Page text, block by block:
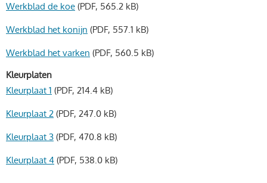
Werkblad de koe (PDF, 565.2 kB)
Werkblad het konijn (PDF, 557.1 kB)
Werkblad het varken (PDF, 560.5 kB)
Kleurplaten
Kleurplaat 1 (PDF, 214.4 kB)
Kleurplaat 2 (PDF, 247.0 kB)
Kleurplaat 3 (PDF, 470.8 kB)
Kleurplaat 4 (PDF, 538.0 kB)